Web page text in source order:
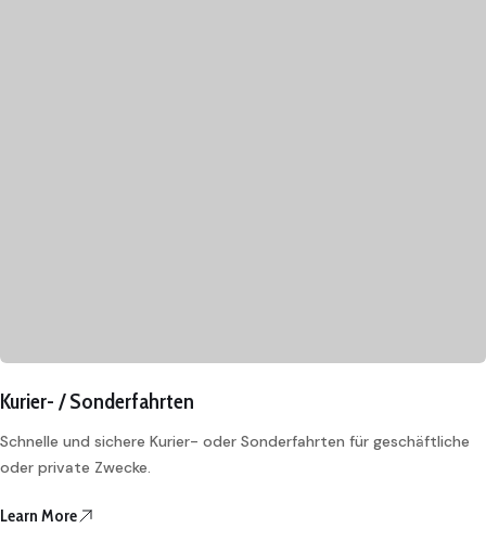
Kurier- / Sonderfahrten
Schnelle und sichere Kurier- oder Sonderfahrten für geschäftliche
oder private Zwecke.
Learn More